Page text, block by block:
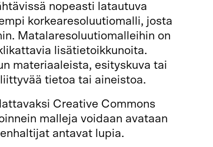
nopeasti latautuva
korkearesoluutiomalli, josta
Matalaresoluutiomalleihin on
lisätietoikkunoita.
materiaaleista, esityskuva tai
tietoa tai aineistoa.
Creative Commons
malleja voidaan avataan
antavat lupia.